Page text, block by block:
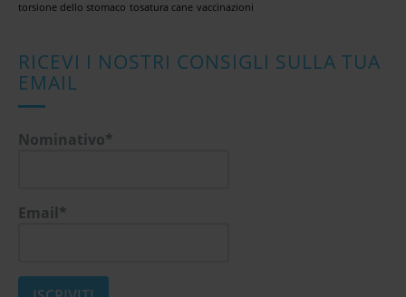
torsione dello stomaco tosatura cane vaccinazioni
RICEVI I NOSTRI CONSIGLI SULLA TUA
EMAIL
Nominativo*
Email*